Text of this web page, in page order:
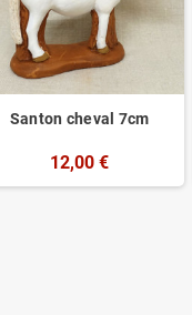
Santon cheval 7cm
12,00 €